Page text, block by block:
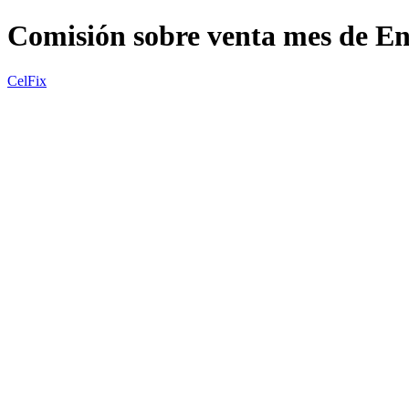
Comisión sobre venta mes de
CelFix